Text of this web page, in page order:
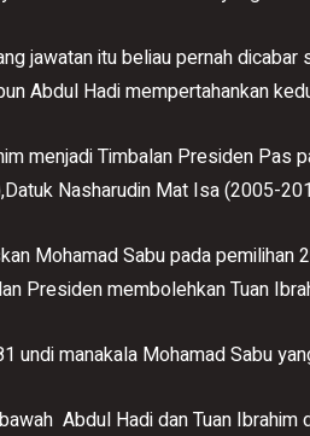
jawatan itu beliau pernah
Abdul Hadi mempertahankan
menjadi Timbalan Presiden Pas
Nasharudin Mat Isa (2005-
Mohamad Sabu pada
Presiden membolehkan Tuan
undi manakala Mohamad Sabu
Abdul Hadi dan Tuan